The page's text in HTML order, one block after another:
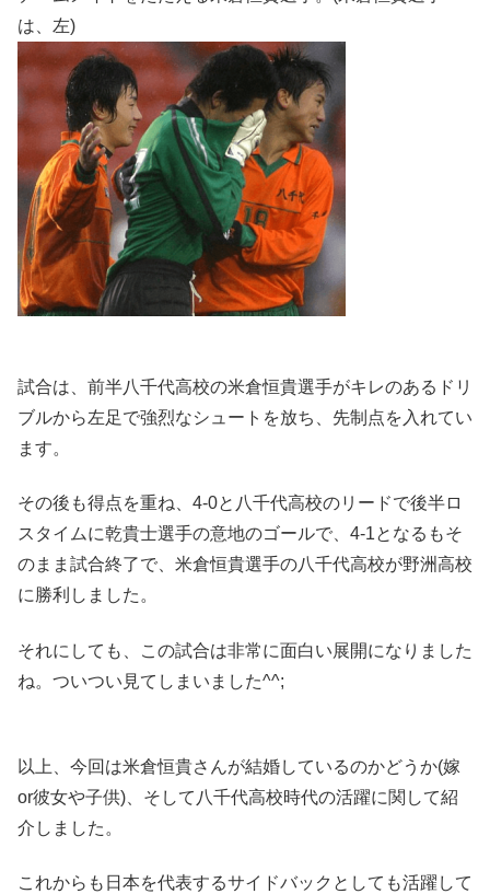
は、左)
試合は、前半八千代高校の米倉恒貴選手がキレのあるドリ
ブルから左足で強烈なシュートを放ち、先制点を入れてい
ます。
その後も得点を重ね、4-0と八千代高校のリードで後半ロ
スタイムに乾貴士選手の意地のゴールで、4-1となるもそ
のまま試合終了で、米倉恒貴選手の八千代高校が野洲高校
に勝利しました。
それにしても、この試合は非常に面白い展開になりました
ね。ついつい見てしまいました^^;
以上、今回は米倉恒貴さんが結婚しているのかどうか(嫁
or彼女や子供)、そして八千代高校時代の活躍に関して紹
介しました。
これからも日本を代表するサイドバックとしても活躍して